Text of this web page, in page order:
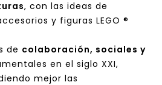
, con las ideas de
y figuras LEGO ®
de colaboración, sociales y
en el siglo XXI,
mejor las